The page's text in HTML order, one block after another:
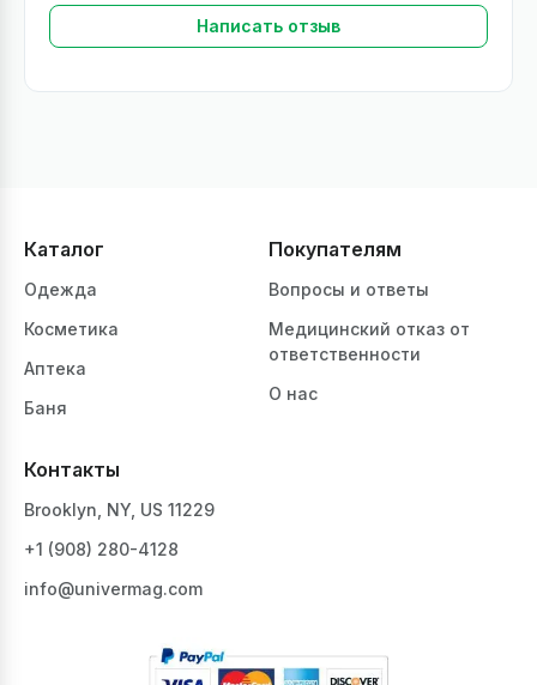
Написать отзыв
Каталог
Одежда
Косметика
Аптека
Баня
Покупателям
Вопросы и ответы
Медицинский отказ от
ответственности
О нас
Контакты
Brooklyn, NY, US 11229
+1 ‪(908) 280-4128‬
info@univermag.com